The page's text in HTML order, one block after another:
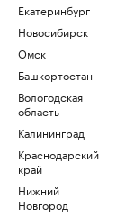
Екатеринбург
Новосибирск
Омск
Башкортостан
Вологодская
область
Калининград
Краснодарский
край
Нижний
Новгород